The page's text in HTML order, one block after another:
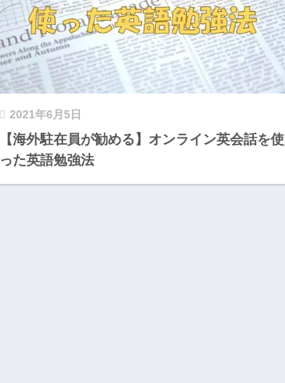
2021年6月5日
【海外駐在員が勧める】オンライン英会話を使
った英語勉強法